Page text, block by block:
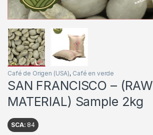
Café de Origen (USA), Café en verde
SAN FRANCISCO – (RAW
MATERIAL) Sample 2kg
SCA: 84